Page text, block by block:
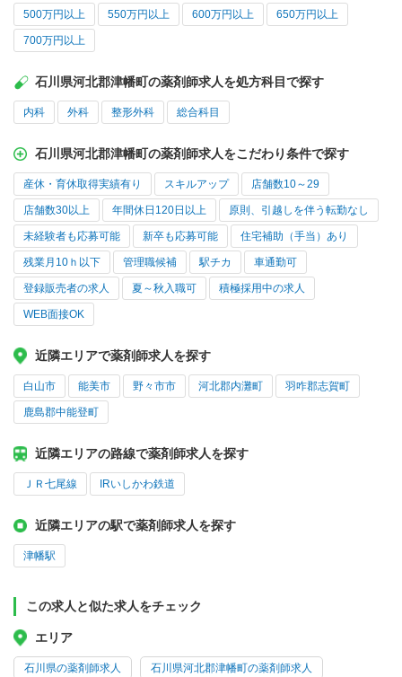
500万円以上 550万円以上 600万円以上 650万円以上
700万円以上
石川県河北郡津幡町の薬剤師求人を処方科目で探す
内科 外科 整形外科 総合科目
石川県河北郡津幡町の薬剤師求人をこだわり条件で探す
産休・育休取得実績有り スキルアップ 店舗数10～29
店舗数30以上 年間休日120日以上 原則、引越しを伴う転勤なし
未経験者も応募可能 新卒も応募可能 住宅補助（手当）あり
残業月10ｈ以下 管理職候補 駅チカ 車通勤可
登録販売者の求人 夏～秋入職可 積極採用中の求人
WEB面接OK
近隣エリアで薬剤師求人を探す
白山市 能美市 野々市市 河北郡内灘町 羽咋郡志賀町
鹿島郡中能登町
近隣エリアの路線で薬剤師求人を探す
ＪＲ七尾線 IRいしかわ鉄道
近隣エリアの駅で薬剤師求人を探す
津幡駅
この求人と似た求人をチェック
エリア
石川県の薬剤師求人 石川県河北郡津幡町の薬剤師求人